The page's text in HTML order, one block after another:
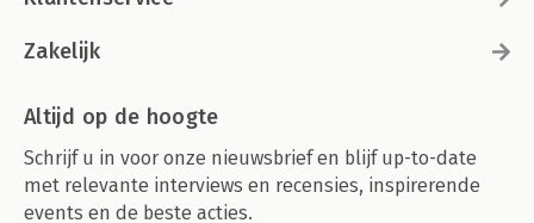
Zakelijk
Altijd op de hoogte
Schrijf u in voor onze nieuwsbrief en blijf up-to-date
met relevante interviews en recensies, inspirerende
events en de beste acties.